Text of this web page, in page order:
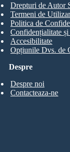
Despre
Despre noi
Contacteaza-ne
Drepturi de Autor
Termeni de
Politica de
Confidențialitate
Accesibilitate
Opțiunile Dvs. de